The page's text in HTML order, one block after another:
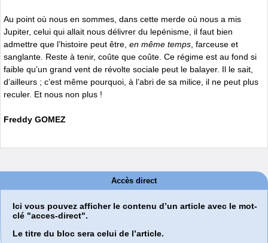
Au point où nous en sommes, dans cette merde où nous a mis
Jupiter, celui qui allait nous délivrer du lepénisme, il faut bien
admettre que l’histoire peut être, en même temps , farceuse et
sanglante. Reste à tenir, coûte que coûte. Ce régime est au fond si
faible qu’un grand vent de révolte sociale peut le balayer. Il le sait,
d’ailleurs ; c’est même pourquoi, à l’abri de sa milice, il ne peut plus
reculer. Et nous non plus !
Freddy GOMEZ
Accès direct
Ici vous pouvez afficher le contenu d’un article avec le mot-
clé "acces-direct".
Le titre du bloc sera celui de l’article.